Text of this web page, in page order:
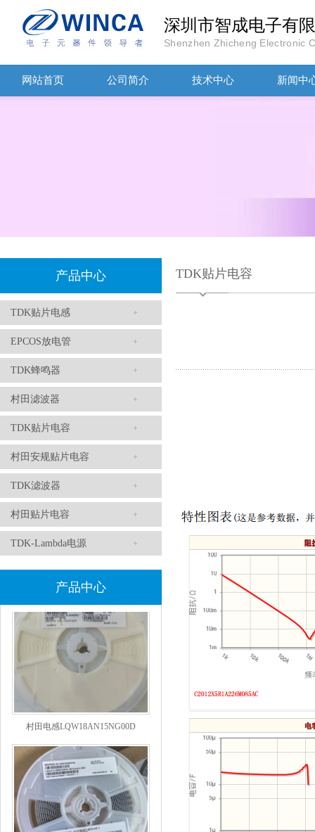
深圳市智成电子有
Shenzhen Zhicheng Electronic
网站首页 公司简介 技术中心 新闻中
产品中心
TDK贴片电感
EPCOS放电管
TDK蜂鸣器
村田滤波器
TDK贴片电容
村田安规贴片电容
TDK滤波器
村田贴片电容
TDK-Lambda电源
产品中心
TDK-EPCOS热敏电阻 B57351V5103H060
TDK滤波器ACM2012-202-2P-T002参数
村田磁珠BLM18AG102SH1D
村田电感LQW18AN15NG00D
TDK贴片电容